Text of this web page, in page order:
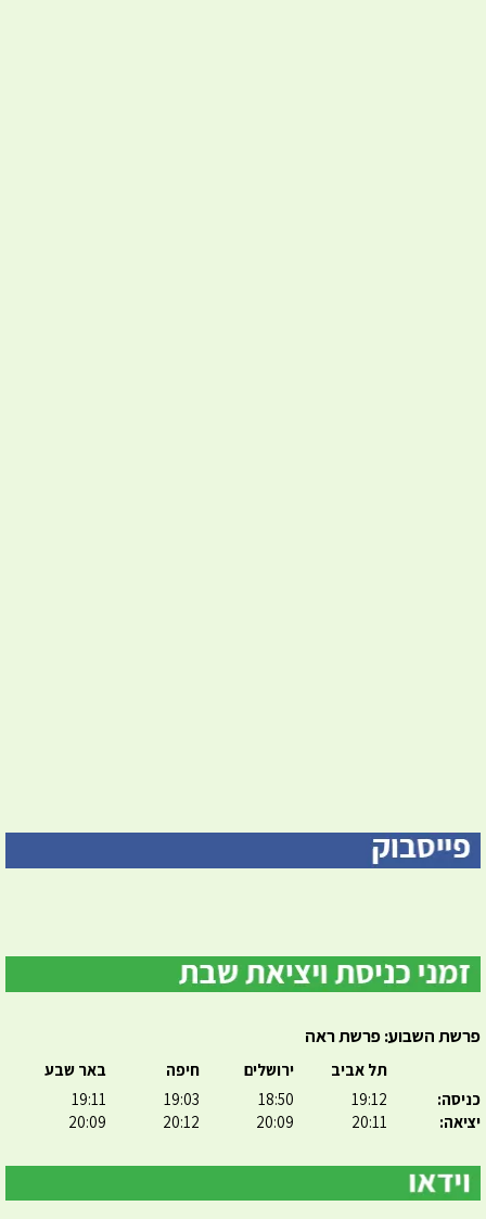
פרשת השבוע: פרשת ראה
כניסה:
יציאה:
תל אביב
19:12
20:11
ירושלים
18:50
20:09
חיפה
19:03
20:12
באר שבע
19:11
20:09